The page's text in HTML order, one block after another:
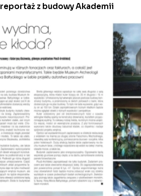
reportaż z budowy Akademii